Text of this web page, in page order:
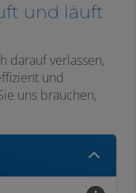
und läuft
darauf verlassen,
und
uns brauchen,